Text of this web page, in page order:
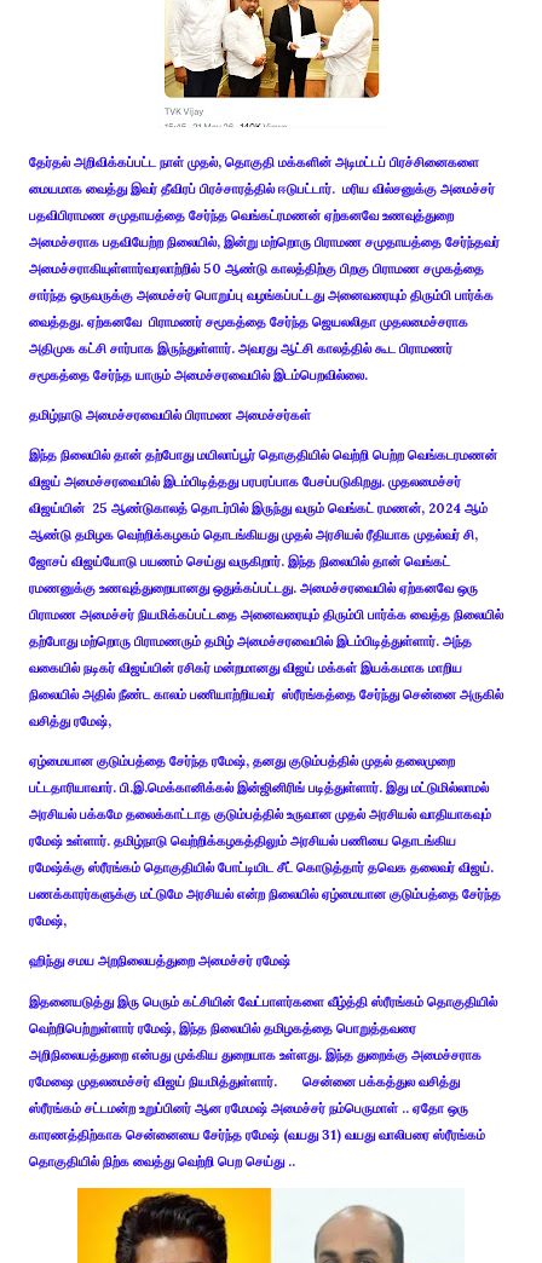
தேர்தல் அறிவிக்கப்பட்ட நாள் முதல், தொகுதி மக்களின் அடிமட்டப் பிரச்சினைகளை
மையமாக வைத்து இவர் தீவிரப் பிரச்சாரத்தில் ஈடுபட்டார். மரிய வில்சனுக்கு அமைச்சர்
பதவிபிராமண சமுதாயத்தை சேர்ந்த வெங்கட்ரமணன் ஏற்கனவே உணவுத்துறை
அமைச்சராக பதவியேற்ற நிலையில், இன்று மற்றொரு பிராமண சமுதாயத்தை சேர்ந்தவர்
அமைச்சராகியுள்ளார்வரலாற்றில் 50 ஆண்டு காலத்திற்கு பிறகு பிராமண சமுகத்தை
சார்ந்த ஒருவருக்கு அமைச்சர் பொறுப்பு வழங்கப்பட்டது அனைவரையும் திரும்பி பார்க்க
வைத்தது. ஏற்கனவே பிராமணர் சமூகத்தை சேர்ந்த ஜெயலலிதா முதலமைச்சராக
அதிமுக கட்சி சார்பாக இருந்துள்ளார். அவரது ஆட்சி காலத்தில் கூட பிராமணர்
சமூகத்தை சேர்ந்த யாரும் அமைச்சரவையில் இடம்பெறவில்லை.
தமிழ்நாடு அமைச்சரவையில் பிராமண அமைச்சர்கள்
இந்த நிலையில் தான் தற்போது மயிலாப்பூர் தொகுதியில் வெற்றி பெற்ற வெங்கடரமணன்
விஜய் அமைச்சரவையில் இடம்பிடித்தது பரபரப்பாக பேசப்படுகிறது. முதலமைச்சர்
விஜய்யின் 25 ஆண்டுகாலத் தொடர்பில் இருந்து வரும் வெங்கட் ரமணன், 2024 ஆம்
ஆண்டு தமிழக வெற்றிக்கழகம் தொடங்கியது முதல் அரசியல் ரீதியாக முதல்வர் சி,
ஜோசப் விஜய்யோடு பயணம் செய்து வருகிறார். இந்த நிலையில் தான் வெங்கட்
ரமணனுக்கு உணவுத்துறையானது ஒதுக்கப்பட்டது. அமைச்சரவையில் ஏற்கனவே ஒரு
பிராமண அமைச்சர் நியமிக்கப்பட்டதை அனைவரையும் திரும்பி பார்க்க வைத்த நிலையில்
தற்போது மற்றொரு பிராமணரும் தமிழ் அமைச்சரவையில் இடம்பிடித்துள்ளார். அந்த
வகையில் நடிகர் விஜய்யின் ரசிகர் மன்றமானது விஜய் மக்கள் இயக்கமாக மாறிய
நிலையில் அதில் நீண்ட காலம் பணியாற்றியவர் ஸ்ரீரங்கத்தை சேர்ந்து சென்னை அருகில்
வசித்து ரமேஷ்,
ஏழ்மையான குடும்பத்தை சேர்ந்த ரமேஷ், தனது குடும்பத்தில் முதல் தலைமுறை
பட்டதாரியாவார். பி.இ.மெக்கானிக்கல் இன்ஜினிரிங் படித்துள்ளார். இது மட்டுமில்லாமல்
அரசியல் பக்கமே தலைக்காட்டாத குடும்பத்தில் உருவான முதல் அரசியல் வாதியாகவும்
ரமேஷ் உள்ளார். தமிழ்நாடு வெற்றிக்கழகத்திலும் அரசியல் பணியை தொடங்கிய
ரமேஷ்க்கு ஸ்ரீரங்கம் தொகுதியில் போட்டியிட சீட் கொடுத்தார் தவெக தலைவர் விஜய்.
பணக்காரர்களுக்கு மட்டுமே அரசியல் என்ற நிலையில் ஏழ்மையான குடும்பத்தை சேர்ந்த
ரமேஷ்,
ஹிந்து சமய அறநிலையத்துறை அமைச்சர் ரமேஷ்
இதனையடுத்து இரு பெரும் கட்சியின் வேட்பாளர்களை வீழ்த்தி ஸ்ரீரங்கம் தொகுதியில்
வெற்றிபெற்றுள்ளார் ரமேஷ், இந்த நிலையில் தமிழகத்தை பொறுத்தவரை
அறிநிலையத்துறை என்பது முக்கிய துறையாக உள்ளது. இந்த துறைக்கு அமைச்சராக
ரமேஷை முதலமைச்சர் விஜய் நியமித்துள்ளார். சென்னை பக்கத்துல வசித்து
ஸ்ரீரங்கம் சட்டமன்ற உறுப்பினர் ஆன ரமேமஷ் அமைச்சர் நம்பெருமாள் .. ஏதோ ஒரு
காரணத்திற்காக சென்னையை சேர்ந்த ரமேஷ் (வயது 31) வயது வாலிபரை ஸ்ரீரங்கம்
தொகுதியில் நிற்க வைத்து வெற்றி பெற செய்து ..